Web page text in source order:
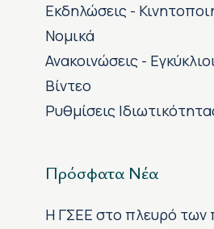
Εκδηλώσεις -
Νομικά
Ανακοινώσεις -
Βίντεο
Ρυθμίσεις
Πρόσφατα Νέα
H ΓΣΕΕ στο πλευρό